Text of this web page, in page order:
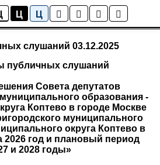
Ц Ц
публичных слушаний
слушаний 03.12.2025
публичных слушаний
Совета депутатов
образования -
Коптево в городе Москве
муниципального
округа Коптево в
2026 год и плановый период
и 2028 годы»